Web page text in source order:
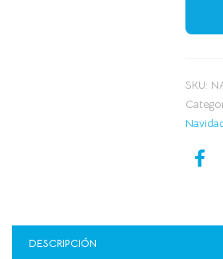
SKU:
DESCRIPCIÓN